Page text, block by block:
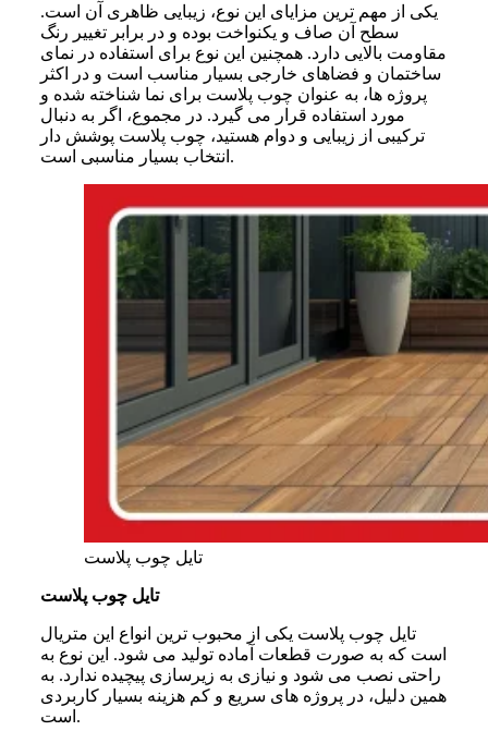
یکی از مهم ترین مزایای این نوع، زیبایی ظاهری آن است.
سطح آن صاف و یکنواخت بوده و در برابر تغییر رنگ
مقاومت بالایی دارد. همچنین این نوع برای استفاده در نمای
ساختمان و فضاهای خارجی بسیار مناسب است و در اکثر
پروژه ها، به عنوان چوب پلاست برای نما شناخته شده و
مورد استفاده قرار می گیرد. در مجموع، اگر به دنبال
ترکیبی از زیبایی و دوام هستید، چوب پلاست پوشش دار
انتخاب بسیار مناسبی است.
تایل چوب پلاست
تایل چوب پلاست
تایل چوب پلاست یکی از محبوب ترین انواع این متریال
است که به صورت قطعات آماده تولید می شود. این نوع به
راحتی نصب می شود و نیازی به زیرسازی پیچیده ندارد. به
همین دلیل، در پروژه های سریع و کم هزینه بسیار کاربردی
است.